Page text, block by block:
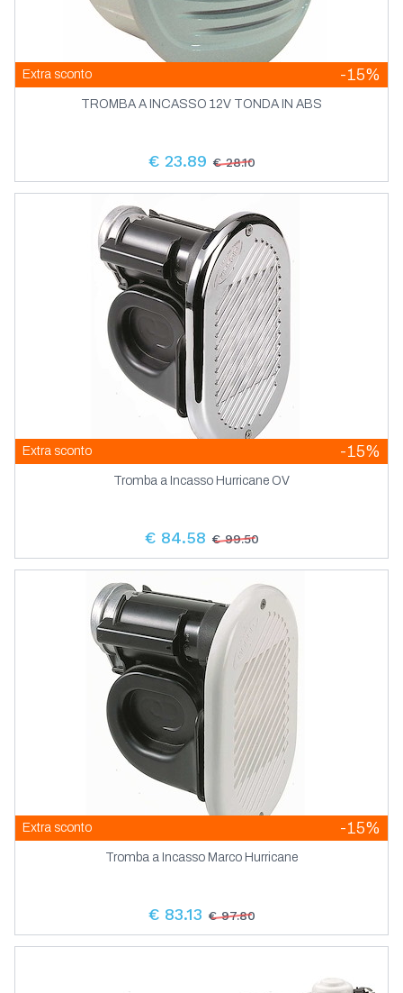
Extra sconto -15%
TROMBA A INCASSO 12V TONDA IN ABS
€ 23.89 € 28.10
Extra sconto -15%
Tromba a Incasso Hurricane OV
€ 84.58 € 99.50
Extra sconto -15%
Tromba a Incasso Marco Hurricane
€ 83.13 € 97.80